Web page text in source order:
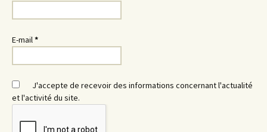
E-mail*
J'accepte de recevoir des informations concernant l'actualité
et l'activité du site.